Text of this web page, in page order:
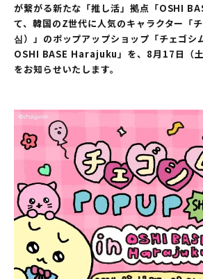
が繋がる新たな「推し活」拠点「OSHI
て、韓国のZ世代に⼈気のキャラクター「
심）」のポップアップショップ「チェゴ
OSHI BASE Harajuku」を、8⽉17⽇（
をお知らせいたします。